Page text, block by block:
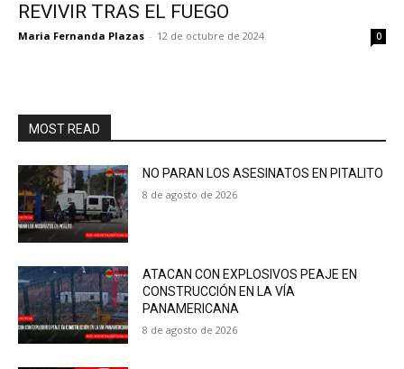
REVIVIR TRAS EL FUEGO
Maria Fernanda Plazas - 12 de octubre de 2024 0
MOST READ
NO PARAN LOS ASESINATOS EN PITALITO
8 de agosto de 2026
ATACAN CON EXPLOSIVOS PEAJE EN
CONSTRUCCIÓN EN LA VÍA
PANAMERICANA
8 de agosto de 2026